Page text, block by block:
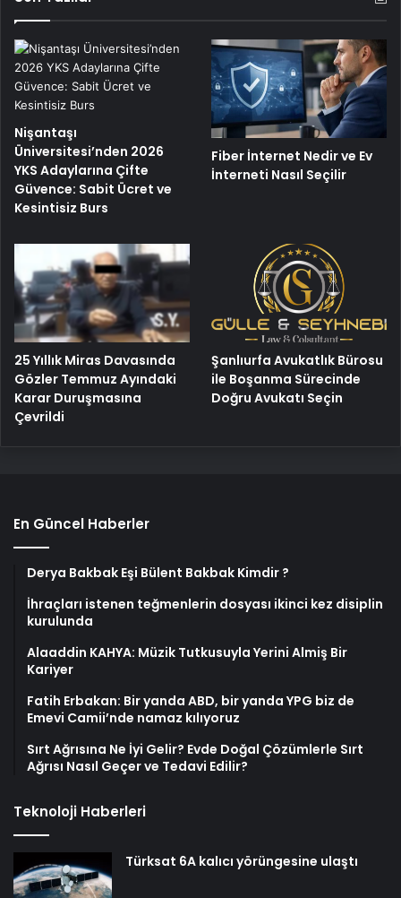
Nişantaşı
Üniversitesi’nden 2026
YKS Adaylarına Çifte
Güvence: Sabit Ücret ve
Kesintisiz Burs
Fiber İnternet Nedir ve Ev
İnterneti Nasıl Seçilir
25 Yıllık Miras Davasında
Gözler Temmuz Ayındaki
Karar Duruşmasına
Çevrildi
Şanlıurfa Avukatlık Bürosu
ile Boşanma Sürecinde
Doğru Avukatı Seçin
En Güncel Haberler
Derya Bakbak Eşi Bülent Bakbak Kimdir ?
İhraçları istenen teğmenlerin dosyası ikinci kez disiplin
kurulunda
Alaaddin KAHYA: Müzik Tutkusuyla Yerini Almiş Bir
Kariyer
Fatih Erbakan: Bir yanda ABD, bir yanda YPG biz de
Emevi Camii’nde namaz kılıyoruz
Sırt Ağrısına Ne İyi Gelir? Evde Doğal Çözümlerle Sırt
Ağrısı Nasıl Geçer ve Tedavi Edilir?
Teknoloji Haberleri
Türksat 6A kalıcı yörüngesine ulaştı